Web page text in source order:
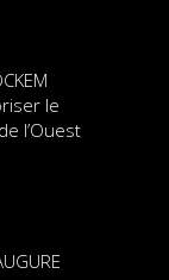
le
l’Ouest